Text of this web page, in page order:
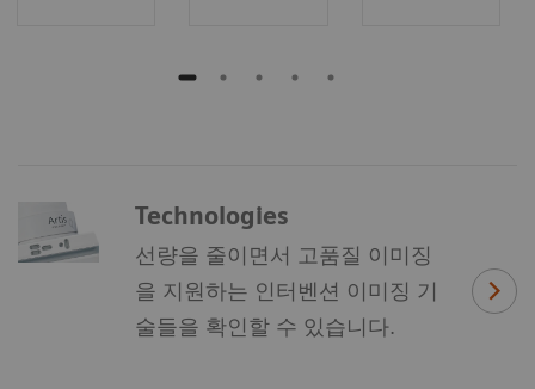
Technologies
선량을 줄이면서 고품질 이미징
을 지원하는 인터벤션 이미징 기
술들을 확인할 수 있습니다.